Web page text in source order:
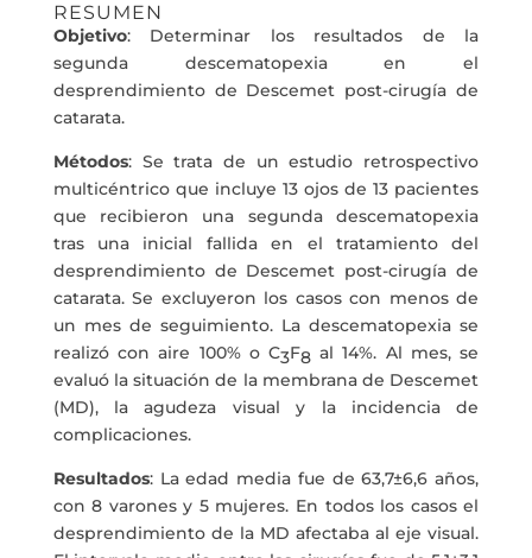
RESUMEN
Objetivo: Determinar los resultados de la
segunda descematopexia en el
desprendimiento de Descemet post-cirugía de
catarata.
Métodos: Se trata de un estudio retrospectivo
multicéntrico que incluye 13 ojos de 13 pacientes
que recibieron una segunda descematopexia
tras una inicial fallida en el tratamiento del
desprendimiento de Descemet post-cirugía de
catarata. Se excluyeron los casos con menos de
un mes de seguimiento. La descematopexia se
realizó con aire 100% o C3F8 al 14%. Al mes, se
evaluó la situación de la membrana de Descemet
(MD), la agudeza visual y la incidencia de
complicaciones.
Resultados: La edad media fue de 63,7±6,6 años,
con 8 varones y 5 mujeres. En todos los casos el
desprendimiento de la MD afectaba al eje visual.